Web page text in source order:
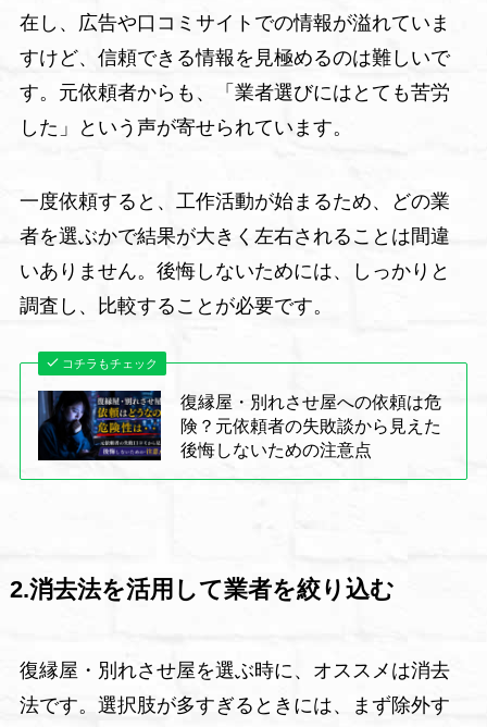
在し、広告や口コミサイトでの情報が溢れていま
すけど、信頼できる情報を見極めるのは難しいで
す。元依頼者からも、「業者選びにはとても苦労
した」という声が寄せられています。
一度依頼すると、工作活動が始まるため、どの業
者を選ぶかで結果が大きく左右されることは間違
いありません。後悔しないためには、しっかりと
調査し、比較することが必要です。
コチラもチェック
復縁屋・別れさせ屋への依頼は危
険？元依頼者の失敗談から見えた
後悔しないための注意点
2.消去法を活用して業者を絞り込む
復縁屋・別れさせ屋を選ぶ時に、オススメは消去
法です。選択肢が多すぎるときには、まず除外す